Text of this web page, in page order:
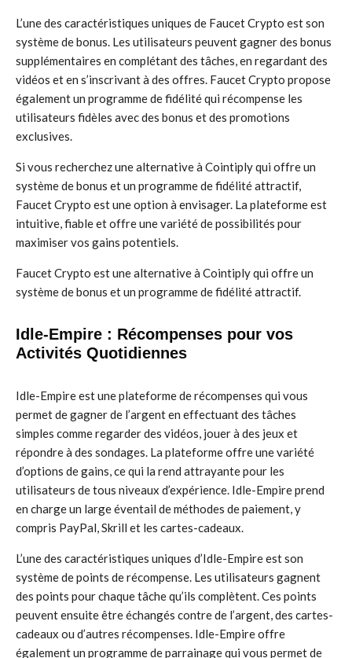
L’une des caractéristiques uniques de Faucet Crypto est son
système de bonus. Les utilisateurs peuvent gagner des bonus
supplémentaires en complétant des tâches, en regardant des
vidéos et en s’inscrivant à des offres. Faucet Crypto propose
également un programme de fidélité qui récompense les
utilisateurs fidèles avec des bonus et des promotions
exclusives.
Si vous recherchez une alternative à Cointiply qui offre un
système de bonus et un programme de fidélité attractif,
Faucet Crypto est une option à envisager. La plateforme est
intuitive, fiable et offre une variété de possibilités pour
maximiser vos gains potentiels.
Faucet Crypto est une alternative à Cointiply qui offre un
système de bonus et un programme de fidélité attractif.
Idle-Empire : Récompenses pour vos
Activités Quotidiennes
Idle-Empire est une plateforme de récompenses qui vous
permet de gagner de l’argent en effectuant des tâches
simples comme regarder des vidéos, jouer à des jeux et
répondre à des sondages. La plateforme offre une variété
d’options de gains, ce qui la rend attrayante pour les
utilisateurs de tous niveaux d’expérience. Idle-Empire prend
en charge un large éventail de méthodes de paiement, y
compris PayPal, Skrill et les cartes-cadeaux.
L’une des caractéristiques uniques d’Idle-Empire est son
système de points de récompense. Les utilisateurs gagnent
des points pour chaque tâche qu’ils complètent. Ces points
peuvent ensuite être échangés contre de l’argent, des cartes-
cadeaux ou d’autres récompenses. Idle-Empire offre
également un programme de parrainage qui vous permet de